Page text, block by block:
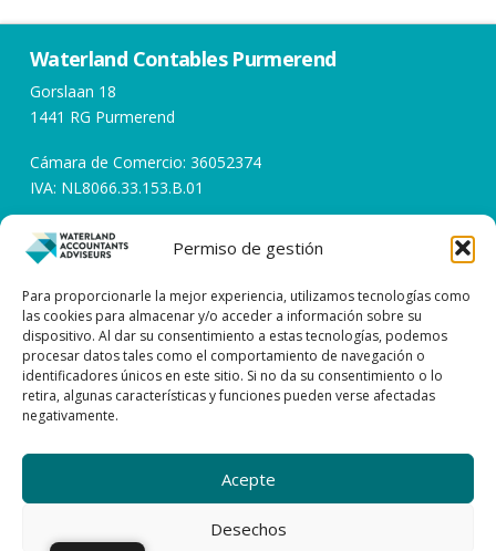
Permiso de gestión
Para proporcionarle la mejor experiencia, utilizamos tecnologías como
las cookies para almacenar y/o acceder a información sobre su
dispositivo. Al dar su consentimiento a estas tecnologías, podemos
procesar datos tales como el comportamiento de navegación o
identificadores únicos en este sitio. Si no da su consentimiento o lo
retira, algunas características y funciones pueden verse afectadas
negativamente.
Acepte
Desechos
Waterland Contables Purmerend
Gorslaan 18
1441 RG Purmerend
Cámara de Comercio: 36052374
IVA: NL8066.33.153.B.01
Horarios de apertura
Días laborables de 08:00 a 17:00
Póngase en contacto con
0299 – 43 45 61
info@watacc.nl
CONDICIONES GENERALES DE CONTRATACIÓN
DECLARACIÓN DE CONFIDENCIALIDAD
| PROCEDIMIENTO DE RECLAMACIÓN